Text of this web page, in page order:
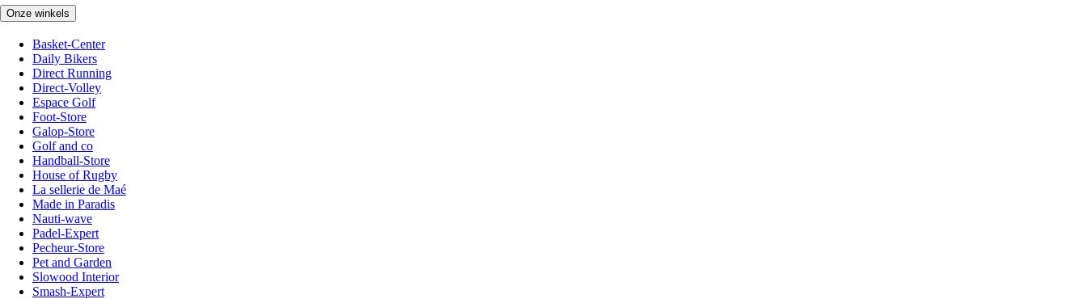
Onze winkels
Basket-Center
Daily Bikers
Direct Running
Direct-Volley
Espace Golf
Foot-Store
Galop-Store
Golf and co
Handball-Store
House of Rugby
La sellerie de Maé
Made in Paradis
Nauti-wave
Padel-Expert
Pecheur-Store
Pet and Garden
Slowood Interior
Smash-Expert